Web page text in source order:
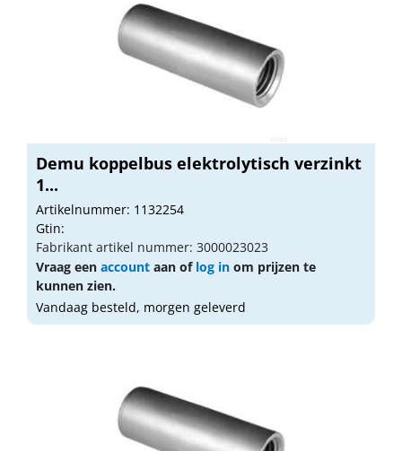
Demu koppelbus elektrolytisch verzinkt
1...
Artikelnummer: 1132254
Gtin:
Fabrikant artikel nummer: 3000023023
Vraag een account aan of log in om prijzen te
kunnen zien.
Vandaag besteld, morgen geleverd